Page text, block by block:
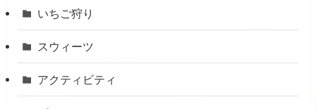
いちご狩り
スウィーツ
アクティビティ